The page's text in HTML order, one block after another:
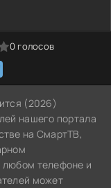
0 голосов
(2026)
нашего портала
на СмартТВ,
телефоне и
может